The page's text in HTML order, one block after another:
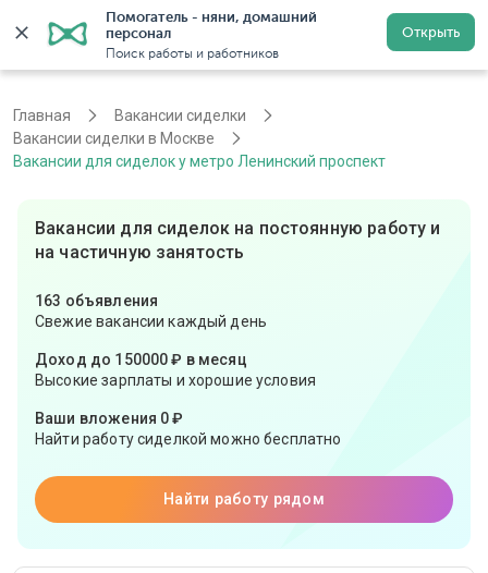
Помогатель - няни, домашний
персонал
Поиск работы и работников
Открыть
Регистрация
Главная
Вакансии сиделки
Вакансии сиделки в Москве
Вакансии для сиделок у метро Ленинский проспект
Вакансии для сиделок на постоянную работу и
на частичную занятость
163 объявления
Свежие вакансии каждый день
Доход до 150000 ₽ в месяц
Высокие зарплаты и хорошие условия
Ваши вложения 0 ₽
Найти работу сиделкой можно бесплатно
Найти работу рядом